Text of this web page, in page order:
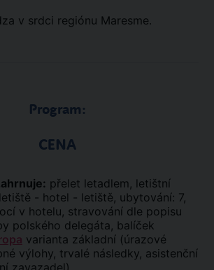
v srdci regiónu Maresme.
Program:
CENA
přelet letadlem, letištní
- hotel - letiště, ubytování: 7,
v hotelu, stravování dle popisu
polského delegáta, balíček
varianta základní (úrazové
výlohy, trvalé následky, asistenční
zavazadel).